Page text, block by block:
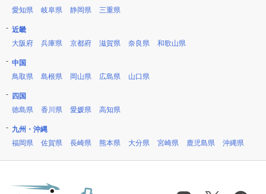
愛知県
岐阜県 静岡県 三重県
近畿
大阪府
兵庫県 京都府 滋賀県 奈良県 和歌山県
中国
鳥取県
島根県 岡山県 広島県 山口県
四国
徳島県
香川県 愛媛県 高知県
九州・沖縄
福岡県
佐賀県 長崎県 熊本県 大分県 宮崎県 鹿児島県 沖縄県